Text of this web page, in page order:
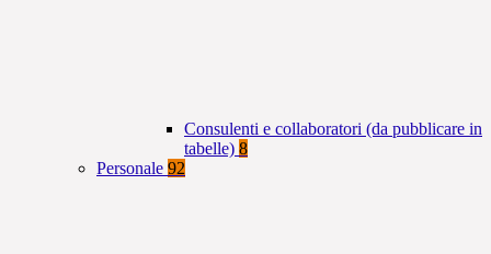
Consulenti e collaboratori (da pubblicare in
tabelle) 8
Personale 92